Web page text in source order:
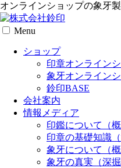
オンラインショップの象牙
Menu
ショップ
印章オンライン
象牙オンライン
鈴印BASE
会社案内
情報メディア
印鑑について（概
印章の基礎知識（
象牙について（概
象牙の真実（深掘